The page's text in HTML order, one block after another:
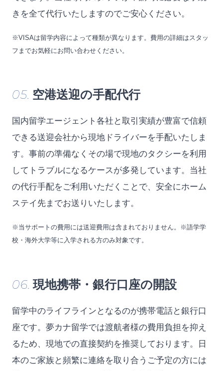
きを全て代行いたしますのでご安心ください。
※VISAは留学内容によって種類が異なります。費用の詳細はスタッ
フまでお気軽にお問い合わせください。
05. 空港送迎の手配代行
国内留学エージェント各社と取引実績が豊富で信頼
できる送迎会社から現地ドライバーを手配いたしま
す。事前の準備なくその場で現地のタクシーを利用
してトラブルになるケースが多発しています。当社
の代行手配をご利用いただくことで、安全にホーム
ステイ先までお送りいたします。
※当サポートの費用には送迎費用は含まれておりません。※語学学
校・海外大学等に入学される方のみ対象です。
06. 現地携帯・銀行口座の開設
留学中のライフラインとなるのが携帯電話と銀行口
座です。夢カナ留学では渡航者様の費用負担を抑え
るため、現地での直接契約を推奨しております。日
本のご家族と頻繁に連絡を取り合うご予定の方には